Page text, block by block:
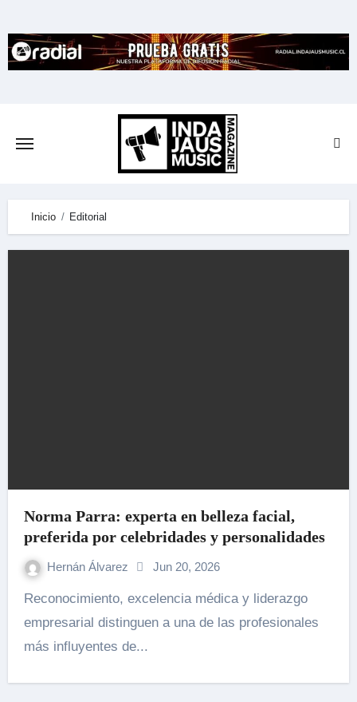
to
content
Inicio Editorial
Norma Parra: experta en belleza facial,
preferida por celebridades y personalidades
Hernán Álvarez Jun 20, 2026
Reconocimiento, excelencia médica y liderazgo
empresarial distinguen a una de las profesionales
más influyentes de...